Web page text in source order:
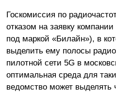
Госкомиссия по
отказом на заявку
под маркой «Билайн»), в
выделить ему полосы
пилотной сети 5G в
оптимальная среда для
ведомство может